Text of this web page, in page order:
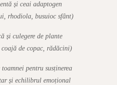
și ceai adaptogen
rhodiola, busuioc sfânt)
și culegere de plante
coajă de copac, rădăcini)
pentru susținerea
și echilibrul emoțional